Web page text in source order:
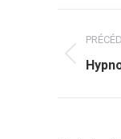
article
Article